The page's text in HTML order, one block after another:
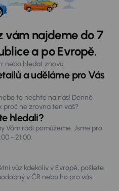
vám najdeme do 7
a po Evropě.
nebo hledat znovu.
a uděláme pro Vás
to nechte na nás! Denně
proč ne zrovna ten váš?
hledali?
Vám rádi pomůžeme. Jsme pro
- 21:00.
vůz kdekoliv v Evropě, pošlete
v ČR nebo ho pro vás